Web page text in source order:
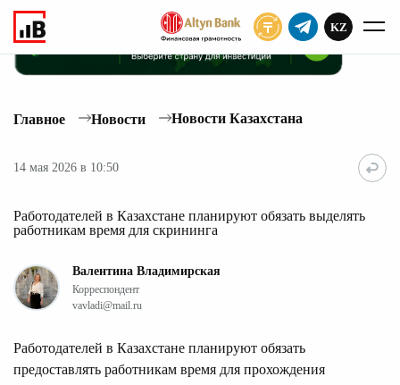
KZ
Главное Новости Новости Казахстана
14 мая 2026 в 10:50
Работодателей в Казахстане планируют обязать выделять
работникам время для скрининга
Валентина Владимирская
Корреспондент
vavladi@mail.ru
Работодателей в Казахстане планируют обязать
предоставлять работникам время для прохождения